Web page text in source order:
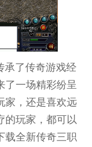
承了传奇游戏经
了一场精彩纷呈
家，还是喜欢远
的玩家，都可以
载全新传奇三职